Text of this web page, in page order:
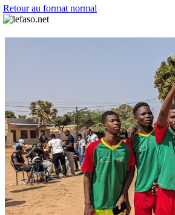
Retour au format normal